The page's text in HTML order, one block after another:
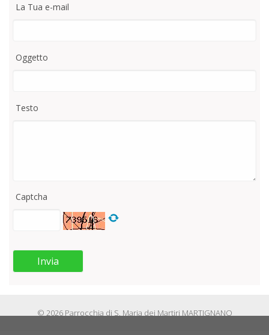
La Tua e-mail
Oggetto
Testo
Captcha
Invia
© 2026 Parrocchia di S. Maria dei Martiri MARTIGNANO